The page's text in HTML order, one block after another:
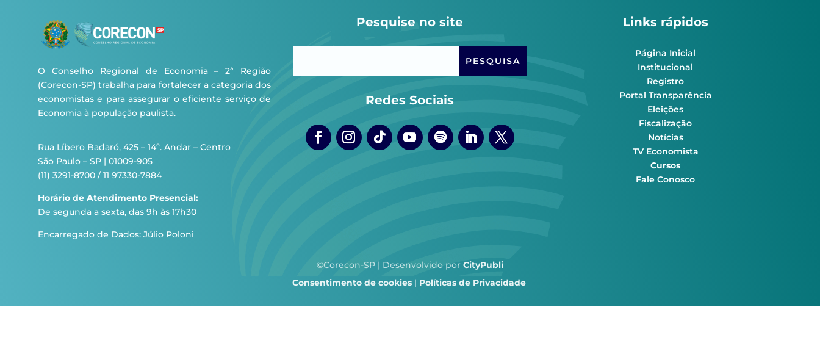
O Conselho Regional de Economia – 2ª Região
(Corecon-SP) trabalha para fortalecer a categoria dos
economistas e para assegurar o eficiente serviço de
Economia à população paulista.
Rua Líbero Badaró, 425 – 14º. Andar – Centro
São Paulo – SP | 01009-905
(11) 3291-8700 / 11 97330-7884
Horário de Atendimento Presencial:
De segunda a sexta, das 9h às 17h30
Encarregado de Dados: Júlio Poloni
Pesquise no site
Redes Sociais
Links rápidos
Página Inicial
Institucional
Registro
Portal Transparência
Eleições
Fiscalização
Notícias
TV Economista
Cursos
Fale Conosco
©Corecon-SP | Desenvolvido por CityPubli
Consentimento de cookies| Políticas de Privacidade